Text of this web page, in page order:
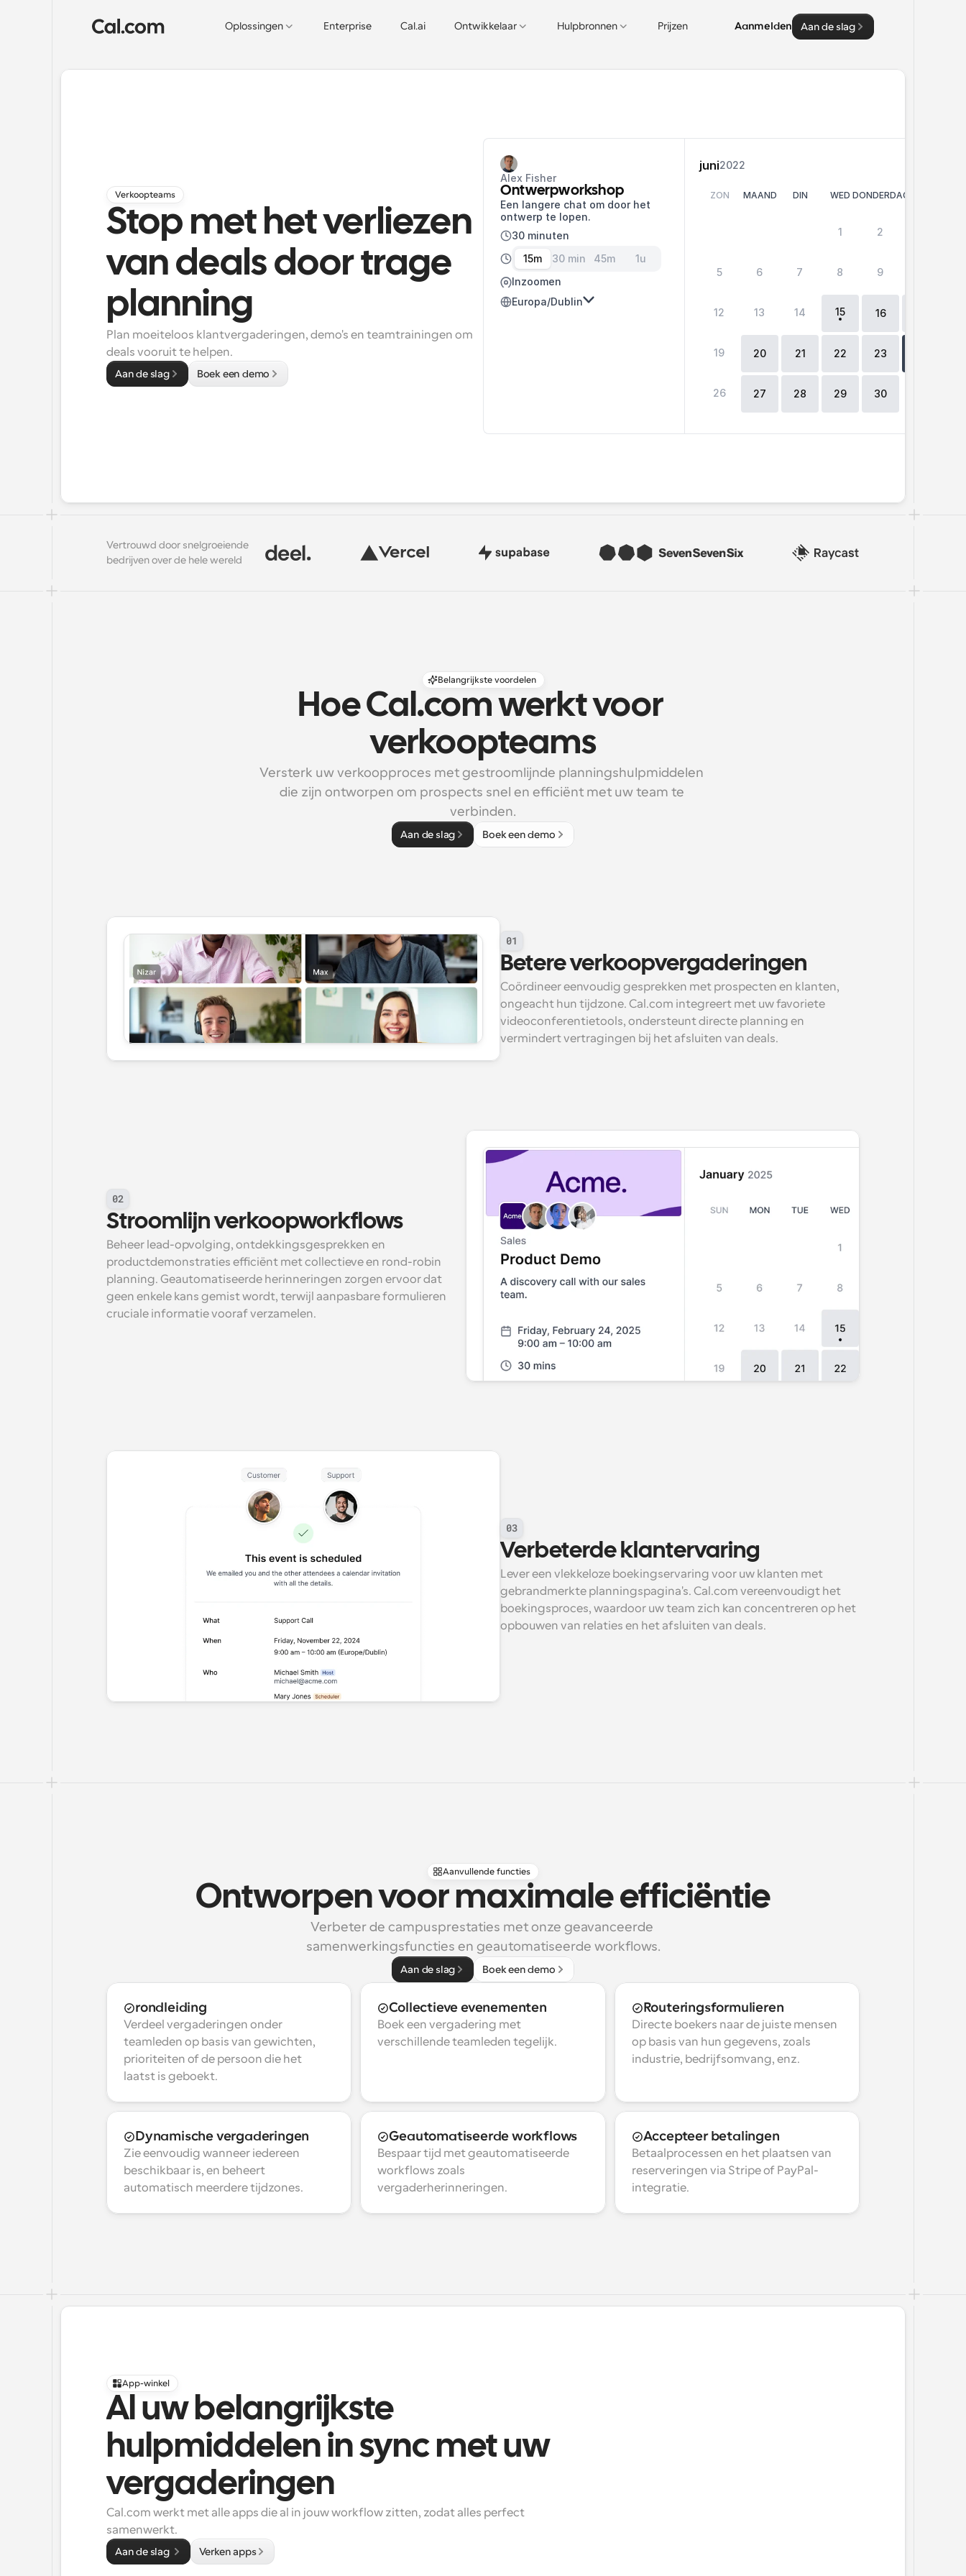
Oplossingen Enterprise Cal.ai Ontwikkelaar Hulpbronnen Prijzen Aanmelden Aan de slag
Verkoopteams
Stop met het verliezen
van deals door trage
planning
Plan moeiteloos klantvergaderingen, demo's en teamtrainingen om
deals vooruit te helpen.
Aan de slag Boek een demo
Alex Fisher
Ontwerpworkshop
Een langere chat om door het
ontwerp te lopen.
30 minuten
15m
30 min 45m
1u
Inzoomen
Europa/Dublin
juni2022
ZON MAAND DIN WED DONDERDAG
1 2
5 6 7 8 9
12 13 14 15 16
19 20 21 22 23
26 27 28 29 30
Vertrouwd door snelgroeiende
bedrijven over de hele wereld
Belangrijkste voordelen
Hoe Cal.com werkt voor
verkoopteams
Versterk uw verkoopproces met gestroomlijnde planningshulpmiddelen
die zijn ontworpen om prospects snel en efficiënt met uw team te
verbinden.
Aan de slag Boek een demo
01
Betere verkoopvergaderingen
Coördineer eenvoudig gesprekken met prospecten en klanten,
ongeacht hun tijdzone. Cal.com integreert met uw favoriete
videoconferentietools, ondersteunt directe planning en
vermindert vertragingen bij het afsluiten van deals.
02
Stroomlijn verkoopworkflows
Beheer lead-opvolging, ontdekkingsgesprekken en
productdemonstraties efficiënt met collectieve en rond-robin
planning. Geautomatiseerde herinneringen zorgen ervoor dat
geen enkele kans gemist wordt, terwijl aanpasbare formulieren
cruciale informatie vooraf verzamelen.
03
Verbeterde klantervaring
Lever een vlekkeloze boekingservaring voor uw klanten met
gebrandmerkte planningspagina's. Cal.com vereenvoudigt het
boekingsproces, waardoor uw team zich kan concentreren op het
opbouwen van relaties en het afsluiten van deals.
Aanvullende functies
Ontworpen voor maximale efficiëntie
Verbeter de campusprestaties met onze geavanceerde
samenwerkingsfuncties en geautomatiseerde workflows.
Aan de slag Boek een demo
rondleiding
Verdeel vergaderingen onder
teamleden op basis van gewichten,
prioriteiten of de persoon die het
laatst is geboekt.
Collectieve evenementen
Boek een vergadering met
verschillende teamleden tegelijk.
Routeringsformulieren
Directe boekers naar de juiste mensen
op basis van hun gegevens, zoals
industrie, bedrijfsomvang, enz.
Dynamische vergaderingen
Zie eenvoudig wanneer iedereen
beschikbaar is, en beheert
automatisch meerdere tijdzones.
Geautomatiseerde workflows
Bespaar tijd met geautomatiseerde
workflows zoals
vergaderherinneringen.
Accepteer betalingen
Betaalprocessen en het plaatsen van
reserveringen via Stripe of PayPal-
integratie.
App-winkel
Al uw belangrijkste
hulpmiddelen in sync met uw
vergaderingen
Cal.com werkt met alle apps die al in jouw workflow zitten, zodat alles perfect
samenwerkt.
Aan de slag Verken apps